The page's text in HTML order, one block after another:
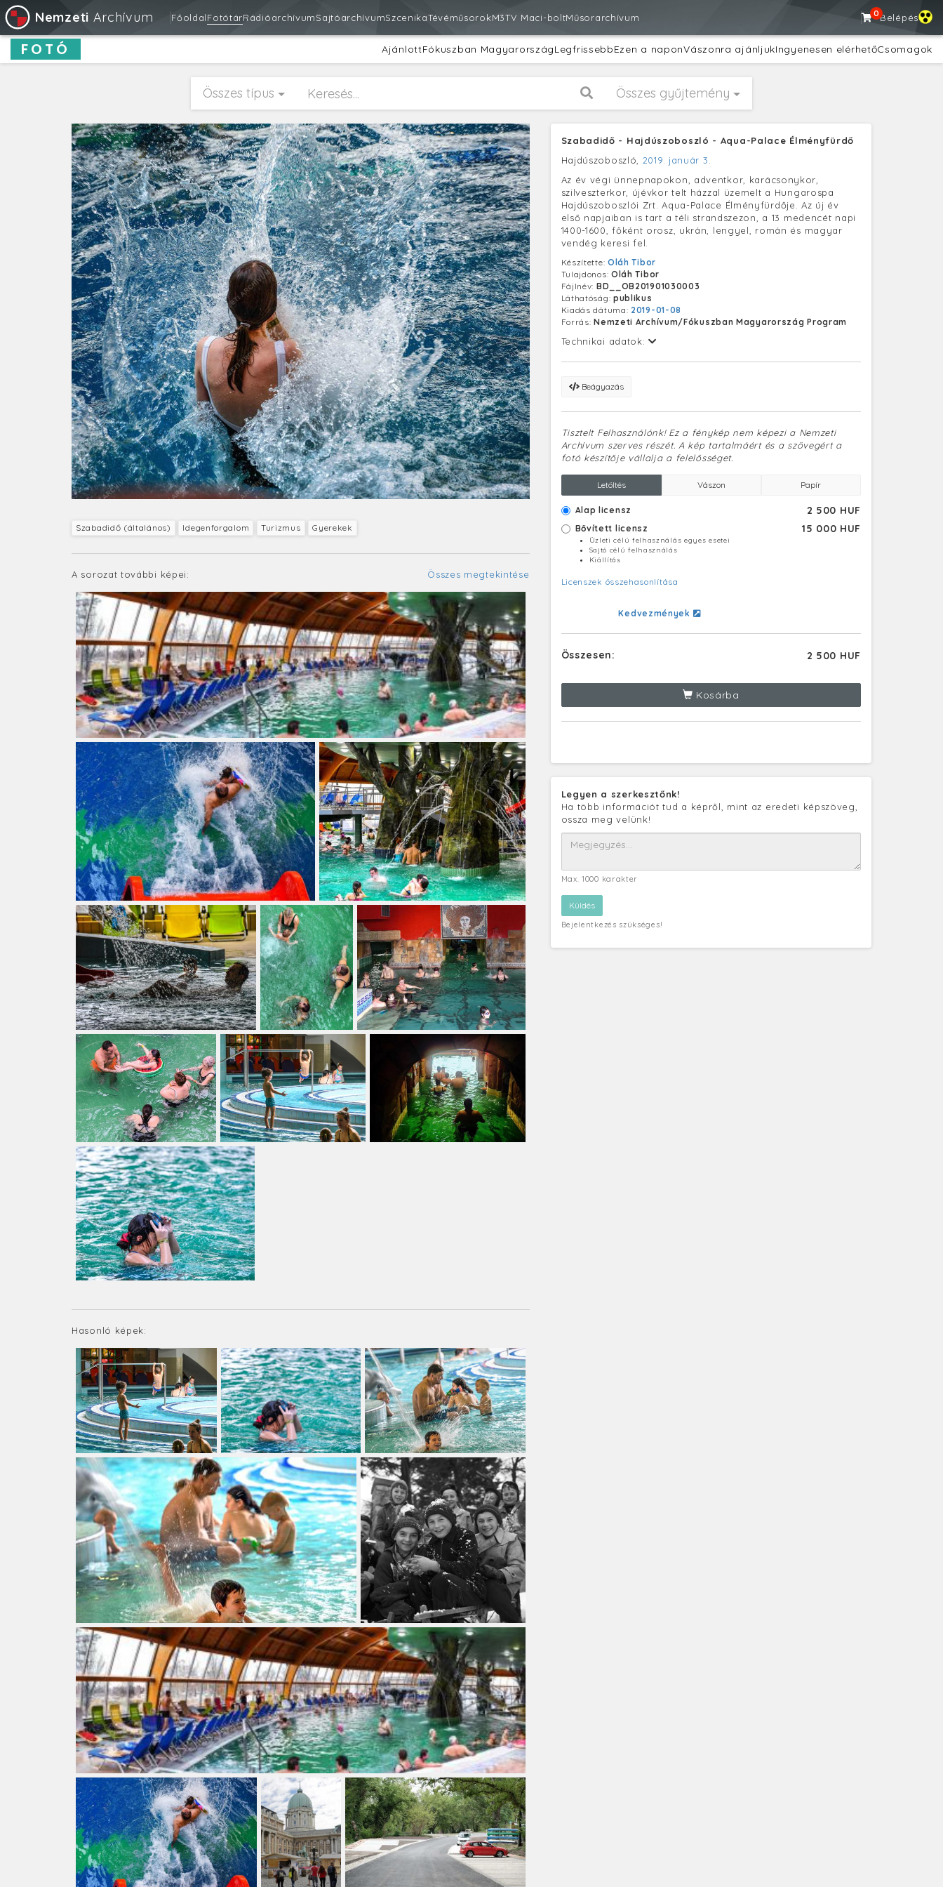
Nemzeti Archívum FőoldalFotótárRádióarchívumSajtóarchívumSzcenikaTévéműsorokM3TV Maci-boltMűsorarchívum 0Belépés
FOTÓ AjánlottFókuszban MagyarországLegfrissebbEzen a naponVászonra ajánljukIngyenesen elérhetőCsomagok
Összes típus Összes gyűjtemény
Szabadidő (általános) Idegenforgalom Turizmus Gyerekek
A sorozat további képei: Összes megtekintése
Hasonló képek:
Szabadidő - Hajdúszoboszló - Aqua-Palace Élményfürdő
Hajdúszoboszló, 2019. január 3.
Az év végi ünnepnapokon, adventkor, karácsonykor,
szilveszterkor, újévkor telt házzal üzemelt a Hungarospa
Hajdúszoboszlói Zrt. Aqua-Palace Élményfürdője. Az új év
első napjaiban is tart a téli strandszezon, a 13 medencét napi
1400-1600, főként orosz, ukrán, lengyel, román és magyar
vendég keresi fel.
Készítette: Oláh Tibor
Tulajdonos: Oláh Tibor
Fájlnév: BD__OB201901030003
Láthatóság: publikus
Kiadás dátuma: 2019-01-08
Forrás:Nemzeti Archívum/Fókuszban Magyarország Program
Technikai adatok:
Beágyazás
Tisztelt Felhasználónk! Ez a fénykép nem képezi a Nemzeti
Archívum szerves részét. A kép tartalmáért és a szövegért a
fotó készítője vállalja a felelősséget.
Letöltés Vászon Papír
Alap licensz 2 500 HUF
Bővített licensz 15 000 HUF
Üzleti célú felhasználás egyes esetei
Sajtó célú felhasználás
Kiállítás
Licenszek összehasonlítása
Kedvezmények
Összesen: 2 500 HUF
Kosárba
Legyen a szerkesztőnk!
Ha több információt tud a képről, mint az eredeti képszöveg,
ossza meg velünk!
Max. 1000 karakter
Bejelentkezés szükséges!